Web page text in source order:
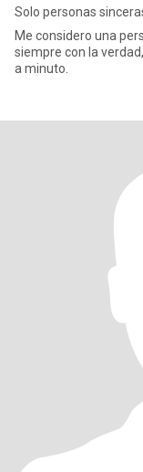
Solo personas
Me considero una
siempre con la
a minuto.